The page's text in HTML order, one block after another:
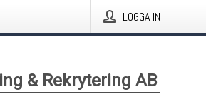
LOGGA IN
& Rekrytering AB